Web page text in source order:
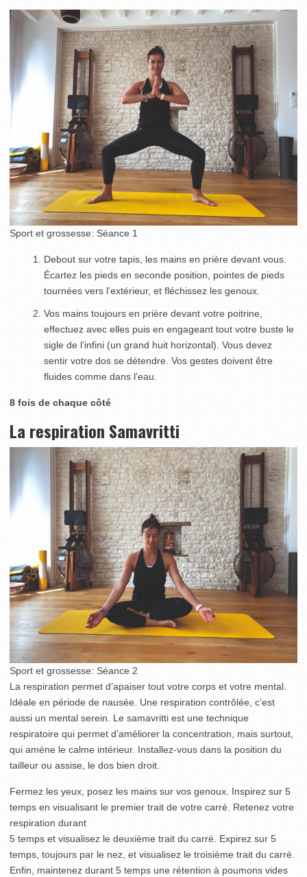
Sport et grossesse: Séance 1
Debout sur votre tapis, les mains en prière devant vous.
Écartez les pieds en seconde position, pointes de pieds
tournées vers l’extérieur, et fléchissez les genoux.
Vos mains toujours en prière devant votre poitrine,
effectuez avec elles puis en engageant tout votre buste le
sigle de l’infini (un grand huit horizontal). Vous devez
sentir votre dos se détendre. Vos gestes doivent être
fluides comme dans l’eau.
8 fois de chaque côté
La respiration Samavritti
Sport et grossesse: Séance 2
La respiration permet d’apaiser tout votre corps et votre mental.
Idéale en période de nausée. Une respiration contrôlée, c’est
aussi un mental serein. Le samavritti est une technique
respiratoire qui permet d’améliorer la concentration, mais surtout,
qui amène le calme intérieur. Installez-vous dans la position du
tailleur ou assise, le dos bien droit.
Fermez les yeux, posez les mains sur vos genoux. Inspirez sur 5
temps en visualisant le premier trait de votre carré. Retenez votre
respiration durant
5 temps et visualisez le deuxième trait du carré. Expirez sur 5
temps, toujours par le nez, et visualisez le troisième trait du carré.
Enfin, maintenez durant 5 temps une rétention à poumons vides